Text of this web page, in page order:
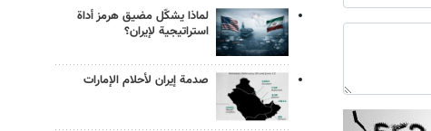
لماذا يشكّل مضيق هرمز أداة
استراتيجية لإيران؟
صدمة إيران لأحلام الإمارات